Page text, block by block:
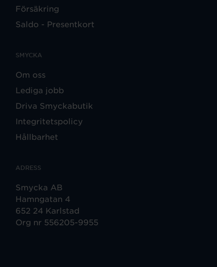
Försäkring
Saldo - Presentkort
SMYCKA
Om oss
Lediga jobb
Driva Smyckabutik
Integritetspolicy
Hållbarhet
ADRESS
Smycka AB
Hamngatan 4
652 24 Karlstad
Org nr 556205-9955